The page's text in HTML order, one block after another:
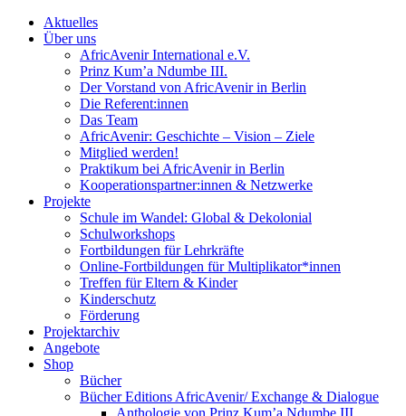
Aktuelles
Über uns
AfricAvenir International e.V.
Prinz Kum’a Ndumbe III.
Der Vorstand von AfricAvenir in Berlin
Die Referent:innen
Das Team
AfricAvenir: Geschichte – Vision – Ziele
Mitglied werden!
Praktikum bei AfricAvenir in Berlin
Kooperationspartner:innen & Netzwerke
Projekte
Schule im Wandel: Global & Dekolonial
Schulworkshops
Fortbildungen für Lehrkräfte
Online-Fortbildungen für Multiplikator*innen
Treffen für Eltern & Kinder
Kinderschutz
Förderung
Projektarchiv
Angebote
Shop
Bücher
Bücher Editions AfricAvenir/ Exchange & Dialogue
Anthologie von Prinz Kum’a Ndumbe III